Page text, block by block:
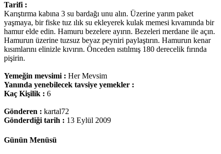
Tarifi :
Karıştırma kabına 3 su bardağı unu alın. Üzerine yarım paket
yaşmaya, bir fiske tuz ılık su ekleyerek kulak memesi kıvamında bir
hamur elde edin. Hamuru bezelere ayırın. Bezeleri merdane ile açın.
Hamurun üzerine tuzsuz beyaz peyniri paylaştırın. Hamurun kenar
kısımlarını elinizle kıvırın. Önceden ısıtılmış 180 derecelik fırında
pişirin.
Yemeğin mevsimi : Her Mevsim
Yanında yenebilecek tavsiye yemekler :
Kaç Kişilik : 6
Gönderen : kartal72
Gönderdiği tarih : 13 Eylül 2009
Günün Menüsü